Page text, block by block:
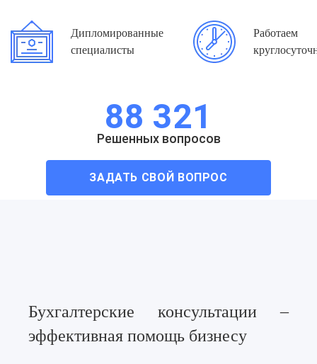
Дипломированные
специалисты
Работаем
88 321
Решенных вопросов
ЗАДАТЬ СВОЙ ВОПРОС
Бухгалтерские консультации –
эффективная помощь бизнесу